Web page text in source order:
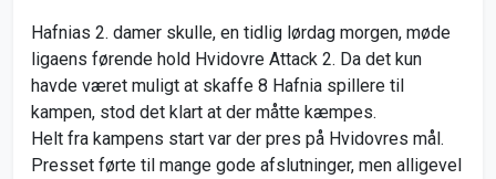
Hafnias 2. damer skulle, en tidlig lørdag morgen, møde
ligaens førende hold Hvidovre Attack 2. Da det kun
havde været muligt at skaffe 8 Hafnia spillere til
kampen, stod det klart at der måtte kæmpes.
Helt fra kampens start var der pres på Hvidovres mål.
Presset førte til mange gode afslutninger, men alligevel